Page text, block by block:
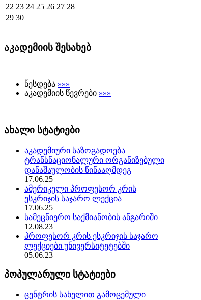
22 23 24 25 26 27 28
29 30
აკადემიის შესახებ
წესდება »»»
აკადემიის წევრები »»»
ახალი სტატიები
აკადემიური საზოგადოება
ტრანსნაციონალური ორგანიზებული
დანაშაულობის წინააღმდეგ
17.06.25
ამერიკელი პროფესორ კრის
ესკრიჯის საჯარო ლექცია
17.06.25
სამეცნიერო საქმიანობის ანგარიში
12.08.23
პროფესორ კრის ესკრიჯის საჯარო
ლექციები უნივერსიტეტებში
05.06.23
პოპულარული სტატიები
ცენტრის სახელით გამოცემული